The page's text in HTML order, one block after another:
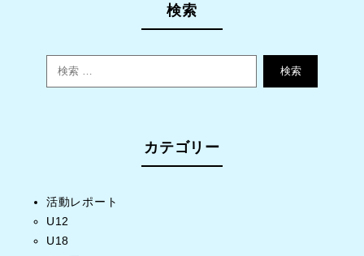
検索
検索
カテゴリー
活動レポート
U12
U18